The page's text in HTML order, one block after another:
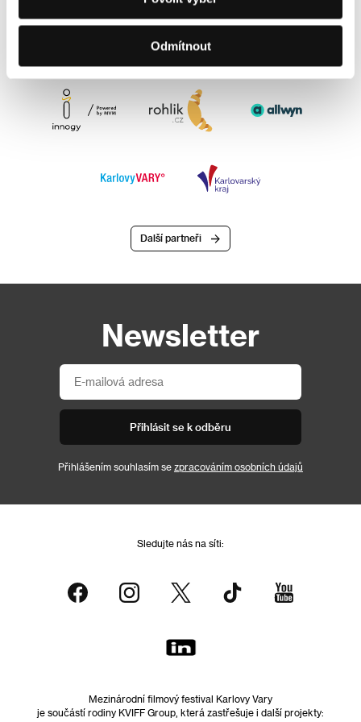
Odmítnout
Další partneři
Newsletter
Přihlásit se k odběru
Přihlášením souhlasím se zpracováním osobních údajů
Sledujte nás na síti:
Mezinárodní filmový festival Karlovy Vary
je součástí rodiny KVIFF Group, která zastřešuje i další projekty: